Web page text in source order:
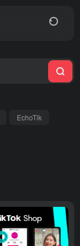
EchoTik